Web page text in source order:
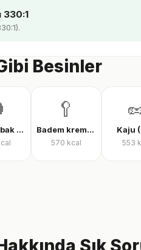
330:1
Besinler
Çiğ iç kabak çekirdeği
🥄
Badem kreması
570 kcal
Kaju
553